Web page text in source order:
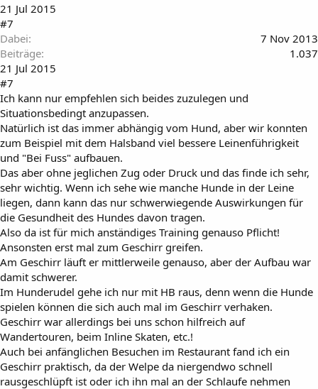
21 Jul 2015
#7
Dabei
7 Nov 2013
Beiträge
1.037
21 Jul 2015
#7
Ich kann nur empfehlen sich beides zuzulegen und
Situationsbedingt anzupassen.
Natürlich ist das immer abhängig vom Hund, aber wir konnten
zum Beispiel mit dem Halsband viel bessere Leinenführigkeit
und "Bei Fuss" aufbauen.
Das aber ohne jeglichen Zug oder Druck und das finde ich sehr,
sehr wichtig. Wenn ich sehe wie manche Hunde in der Leine
liegen, dann kann das nur schwerwiegende Auswirkungen für
die Gesundheit des Hundes davon tragen.
Also da ist für mich anständiges Training genauso Pflicht!
Ansonsten erst mal zum Geschirr greifen.
Am Geschirr läuft er mittlerweile genauso, aber der Aufbau war
damit schwerer.
Im Hunderudel gehe ich nur mit HB raus, denn wenn die Hunde
spielen können die sich auch mal im Geschirr verhaken.
Geschirr war allerdings bei uns schon hilfreich auf
Wandertouren, beim Inline Skaten, etc.!
Auch bei anfänglichen Besuchen im Restaurant fand ich ein
Geschirr praktisch, da der Welpe da niergendwo schnell
rausgeschlüpft ist oder ich ihn mal an der Schlaufe nehmen